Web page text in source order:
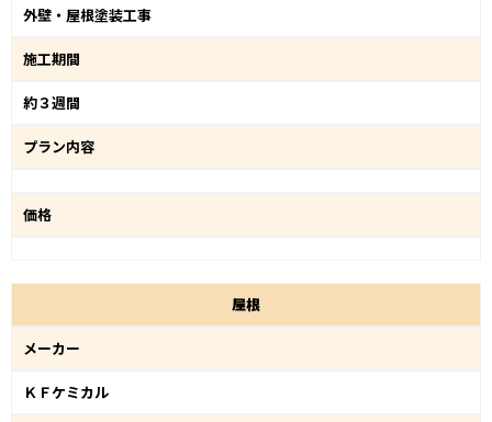
外壁・屋根塗装工事
施工期間
約３週間
プラン内容
価格
屋根
メーカー
ＫＦケミカル